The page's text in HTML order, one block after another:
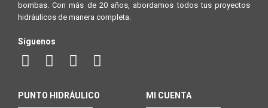
bombas. Con más de 20 años, abordamos todos tus proyectos
hidráulicos de manera completa.
Síguenos
PUNTO HIDRÁULICO MI CUENTA